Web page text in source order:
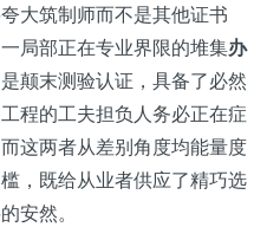
夸大筑制师而不是其他证书
局部正在专业界限的堆集办
颠末测验认证，具备了必然
程的工夫担负人务必正在症
这两者从差别角度均能量度
，既给从业者供应了精巧选
安然。